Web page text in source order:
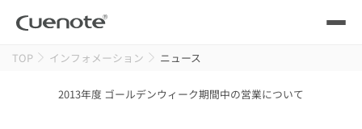
製品
TOP インフォメーション ニュース
2013年度 ゴールデンウィーク期間中の営業について